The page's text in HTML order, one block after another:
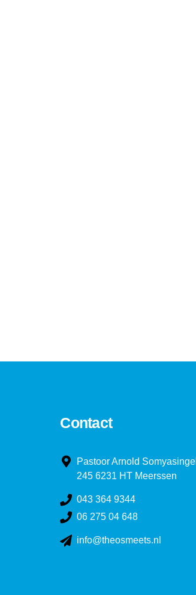
Contact
Pastoor Arnold Somyasingel
245 6231 HT Meerssen
043 364 9344
06 275 04 648
info@theosmeets.nl